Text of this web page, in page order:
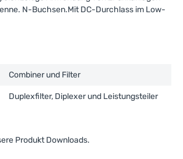
N-Buchsen.Mit DC-Durchlass im Low-
Combiner und Filter
Duplexfilter, Diplexer und Leistungsteiler
Produkt Downloads.